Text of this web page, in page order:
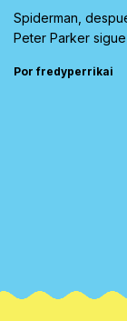
Spiderman,
Peter Parker
Por fredyperrikai